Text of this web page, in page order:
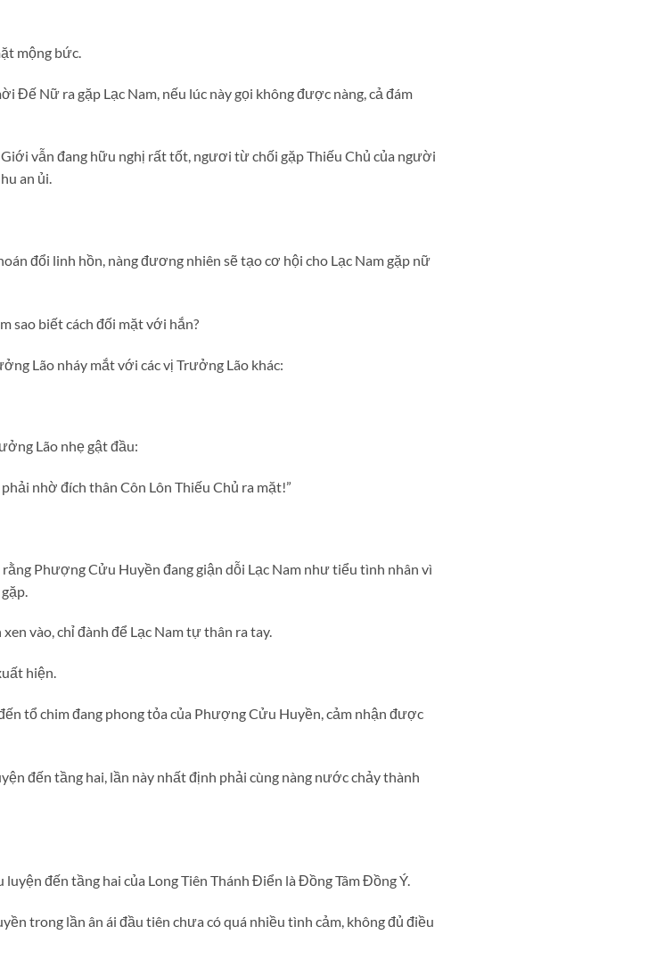
mộng bức.
Đế Nữ ra gặp Lạc Nam, nếu lúc này gọi không được nàng, cả đám
vẫn đang hữu nghị rất tốt, ngươi từ chối gặp Thiếu Chủ của người
an ủi.
đổi linh hồn, nàng đương nhiên sẽ tạo cơ hội cho Lạc Nam gặp nữ
sao biết cách đối mặt với hắn?
Lão nháy mắt với các vị Trưởng Lão khác:
Lão nhẹ gật đầu:
nhờ đích thân Côn Lôn Thiếu Chủ ra mặt!”
Phượng Cửu Huyền đang giận dỗi Lạc Nam như tiểu tình nhân vì
vào, chỉ đành để Lạc Nam tự thân ra tay.
hiện.
tổ chim đang phong tỏa của Phượng Cửu Huyền, cảm nhận được
đến tầng hai, lần này nhất định phải cùng nàng nước chảy thành
đến tầng hai của Long Tiên Thánh Điển là Đồng Tâm Đồng Ý.
trong lần ân ái đầu tiên chưa có quá nhiều tình cảm, không đủ điều